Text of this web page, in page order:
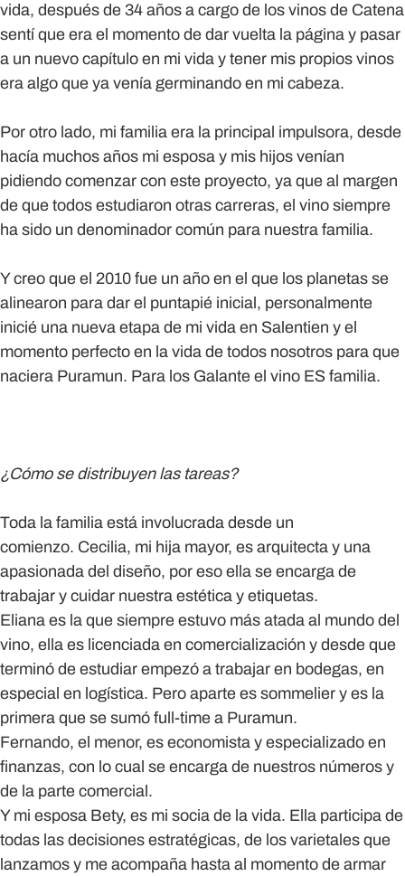
vida, después de 34 años a cargo de los vinos de Catena
sentí que era el momento de dar vuelta la página y pasar
a un nuevo capítulo en mi vida y tener mis propios vinos
era algo que ya venía germinando en mi cabeza.
Por otro lado, mi familia era la principal impulsora, desde
hacía muchos años mi esposa y mis hijos venían
pidiendo comenzar con este proyecto, ya que al margen
de que todos estudiaron otras carreras, el vino siempre
ha sido un denominador común para nuestra familia.
Y creo que el 2010 fue un año en el que los planetas se
alinearon para dar el puntapié inicial, personalmente
inicié una nueva etapa de mi vida en Salentien y el
momento perfecto en la vida de todos nosotros para que
naciera Puramun. Para los Galante el vino ES familia.
¿Cómo se distribuyen las tareas?
Toda la familia está involucrada desde un
comienzo. Cecilia, mi hija mayor, es arquitecta y una
apasionada del diseño, por eso ella se encarga de
trabajar y cuidar nuestra estética y etiquetas.
Eliana es la que siempre estuvo más atada al mundo del
vino, ella es licenciada en comercialización y desde que
terminó de estudiar empezó a trabajar en bodegas, en
especial en logística. Pero aparte es sommelier y es la
primera que se sumó full-time a Puramun.
Fernando, el menor, es economista y especializado en
finanzas, con lo cual se encarga de nuestros números y
de la parte comercial.
Y mi esposa Bety, es mi socia de la vida. Ella participa de
todas las decisiones estratégicas, de los varietales que
lanzamos y me acompaña hasta al momento de armar